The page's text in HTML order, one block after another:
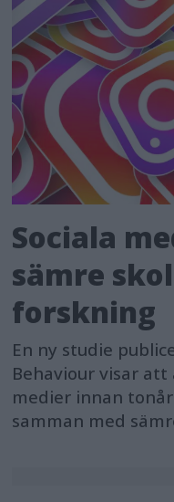
Sociala
sämre
forskning
En ny studie
Behaviour visar att
medier innan
samman med